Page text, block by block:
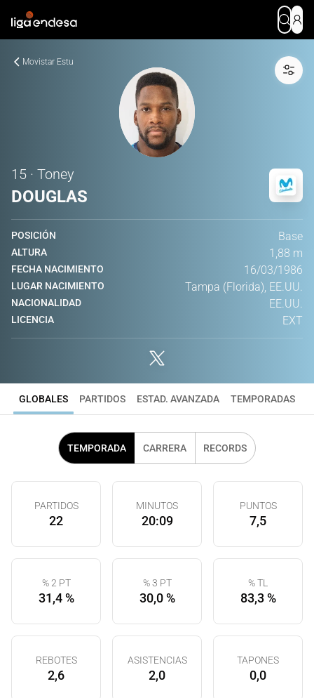
Movistar Estu
15 · Toney
DOUGLAS
POSICIÓN Base
ALTURA 1,88 m
FECHA NACIMIENTO 16/03/1986
LUGAR NACIMIENTO Tampa (Florida), EE.UU.
NACIONALIDAD EE.UU.
LICENCIA EXT
GLOBALES PARTIDOS ESTAD. AVANZADA TEMPORADAS
TEMPORADA CARRERA RECORDS
PARTIDOS
22
MINUTOS
20:09
PUNTOS
7,5
% 2 PT
31,4 %
% 3 PT
30,0 %
% TL
83,3 %
REBOTES
2,6
ASISTENCIAS
2,0
TAPONES
0,0